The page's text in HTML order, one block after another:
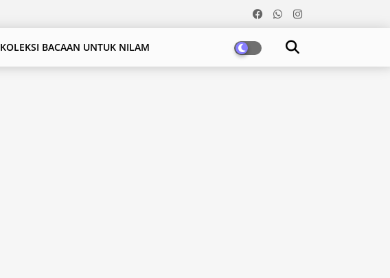
KOLEKSI BACAAN UNTUK NILAM